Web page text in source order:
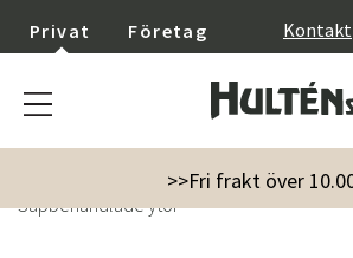
Privat Företag Kontakt
>>Fri frakt över
Skötselråd
Skovby
Såpbehandlade ytor